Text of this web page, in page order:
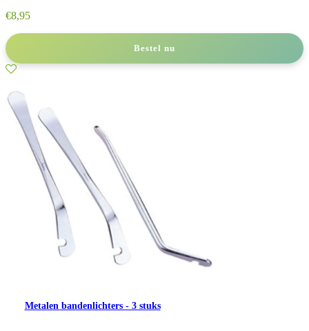
€8,95
Bestel nu
Metalen bandenlichters - 3 stuks